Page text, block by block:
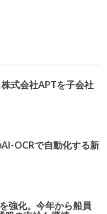
式会社APTを子会社
OCRで自動化する新
強化。今年から船員